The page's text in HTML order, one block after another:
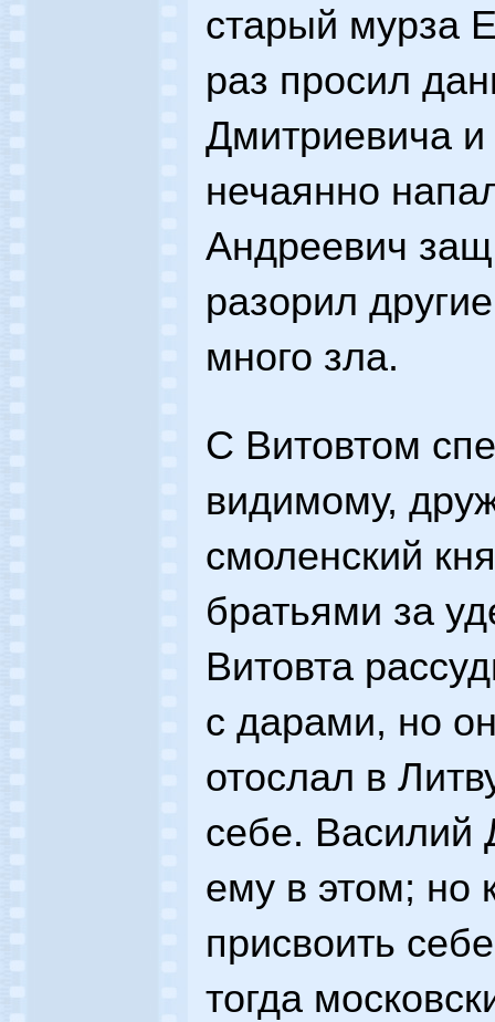
старый мурза
раз просил
Дмитриевича
нечаянно
Андреевич
разорил
много зла.
С Витовтом
видимому,
смоленский
братьями за
Витовта
с дарами, но
отослал в
себе. Василий
ему в этом; но
присвоить
тогда